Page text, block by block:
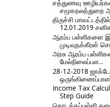
சத்துணவு
சமூகநலத்துறை
திருச்சி
12.01.2019
ஆரம்ப பள்ளிகளை
முடிவுநக்கீரன்
அரசு ஆரம்ப
மேல்நிலைப்பள...
28-12-2018
Income Tax
Step Guide
தொடக்கப்பள்ளி